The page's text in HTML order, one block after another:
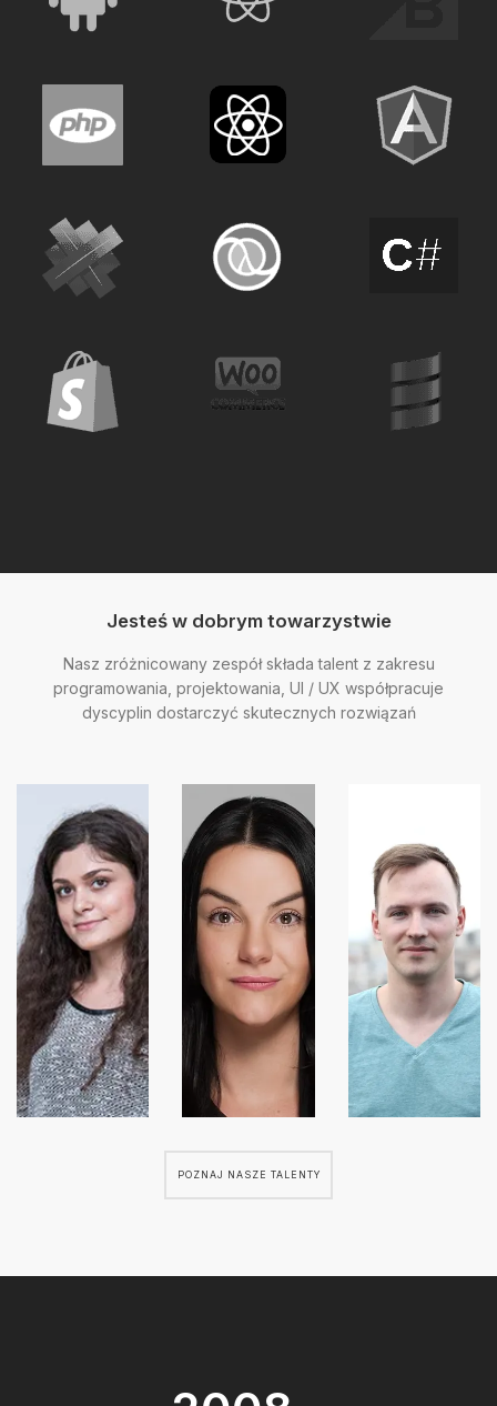
Jesteś w dobrym towarzystwie
Nasz zróżnicowany zespół składa talent z zakresu
programowania, projektowania, UI / UX współpracuje
dyscyplin dostarczyć skutecznych rozwiązań
POZNAJ NASZE TALENTY